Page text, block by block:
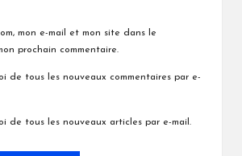
mon e-mail et mon site dans le
prochain commentaire.
de tous les nouveaux commentaires par e-
de tous les nouveaux articles par e-mail.